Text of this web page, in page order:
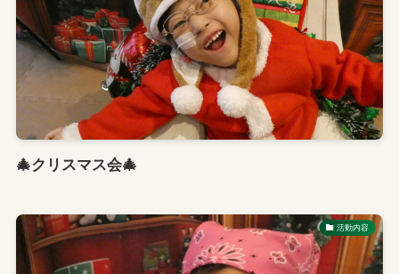
🎄クリスマス会🎄
活動内容